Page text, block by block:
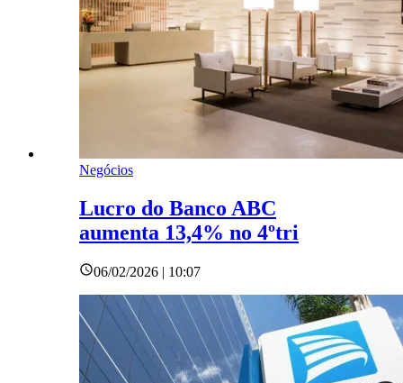
Negócios
Lucro do Banco ABC
aumenta 13,4% no 4ºtri
06/02/2026 | 10:07